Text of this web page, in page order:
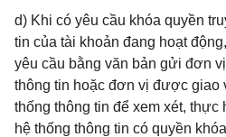
d) Khi có yêu cầu khóa quyền
tin của tài khoản đang hoạt
yêu cầu bằng văn bản gửi đơn
thông tin hoặc đơn vị được giao
thống thông tin để xem xét,
hệ thống thông tin có quyền